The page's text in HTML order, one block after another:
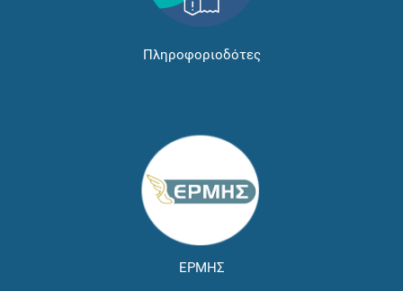
Πληροφοριοδότες
ΕΡΜΗΣ